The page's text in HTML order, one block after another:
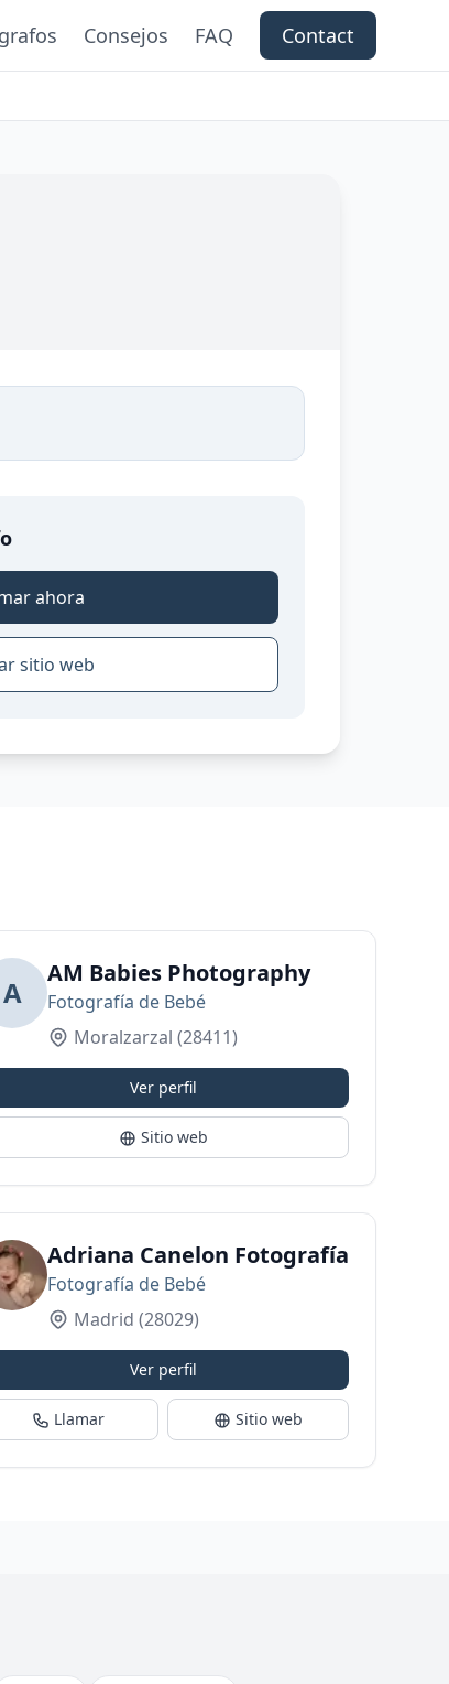
Consejos FAQ Contact
ahora
sitio web
- Sara Musicò
A
AM Babies Photography
Fotografía de Bebé
Moralzarzal (28411)
Ver perfil
Sitio web
en Boadilla
Adriana Canelon Fotografía |
Fotografía de Bebé
Madrid (28029)
Ver perfil
Llamar Sitio web